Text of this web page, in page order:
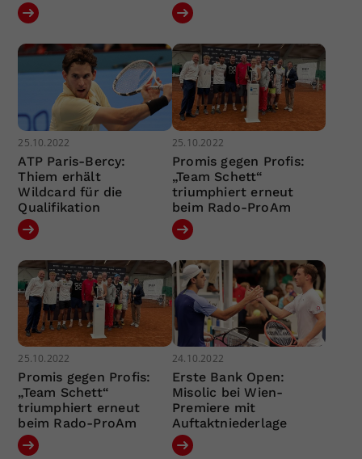
25.10.2022
ATP Paris-Bercy:
Thiem erhält
Wildcard für die
Qualifikation
25.10.2022
Promis gegen Profis:
„Team Schett“
triumphiert erneut
beim Rado-ProAm
25.10.2022
Promis gegen Profis:
„Team Schett“
triumphiert erneut
beim Rado-ProAm
24.10.2022
Erste Bank Open:
Misolic bei Wien-
Premiere mit
Auftaktniederlage